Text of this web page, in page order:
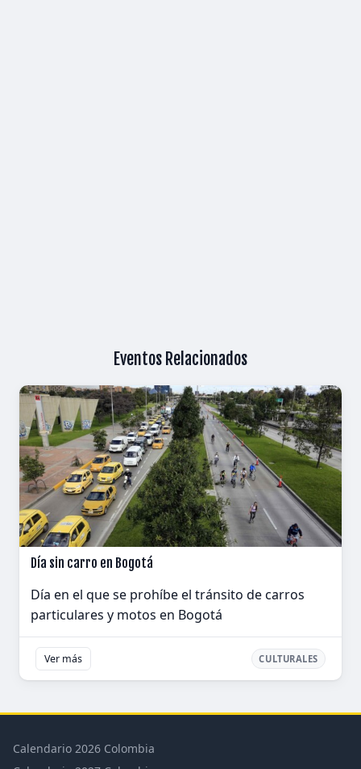
Eventos Relacionados
Día sin carro en Bogotá
Día en el que se prohíbe el tránsito de carros
particulares y motos en Bogotá
Ver más CULTURALES
Calendario 2026 Colombia